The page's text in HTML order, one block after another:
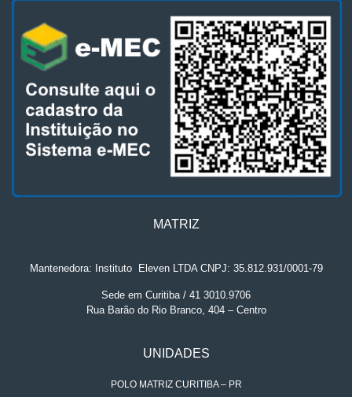
MATRIZ
Mantenedora: Instituto. Eleven LTDA CNPJ: 35.812.931/0001-79
Sede em Curitiba / 41 3010.9706
Rua Barão do Rio Branco, 404 – Centro
UNIDADES
POLO MATRIZ CURITIBA – PR